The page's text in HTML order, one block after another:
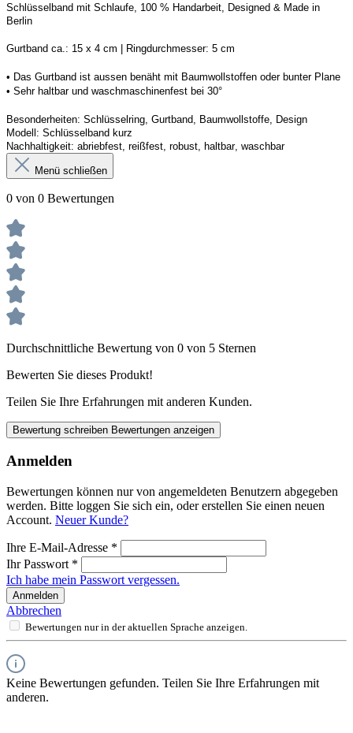
Schlüsselband mit Schlaufe, 100 % Handarbeit, Designed & Made in
Berlin
Gurtband ca.: 15 x 4 cm | Ringdurchmesser: 5 cm
• Das Gurtband ist aussen benäht mit Baumwollstoffen oder bunter Plane
• Sehr haltbar und waschmaschinenfest bei 30°
Besonderheiten: Schlüsselring, Gurtband, Baumwollstoffe, Design
Modell: Schlüsselband kurz
Nachhaltigkeit: abriebfest, reißfest, robust, haltbar, waschbar
Menü schließen
0 von 0 Bewertungen
Durchschnittliche Bewertung von 0 von 5 Sternen
Bewerten Sie dieses Produkt!
Teilen Sie Ihre Erfahrungen mit anderen Kunden.
Bewertung schreiben Bewertungen anzeigen
Anmelden
Bewertungen können nur von angemeldeten Benutzern abgegeben
werden. Bitte loggen Sie sich ein, oder erstellen Sie einen neuen
Account. Neuer Kunde?
Ihre E-Mail-Adresse *
Ihr Passwort *
Ich habe mein Passwort vergessen.
Anmelden
Abbrechen
Bewertungen nur in der aktuellen Sprache anzeigen.
Keine Bewertungen gefunden. Teilen Sie Ihre Erfahrungen mit
anderen.